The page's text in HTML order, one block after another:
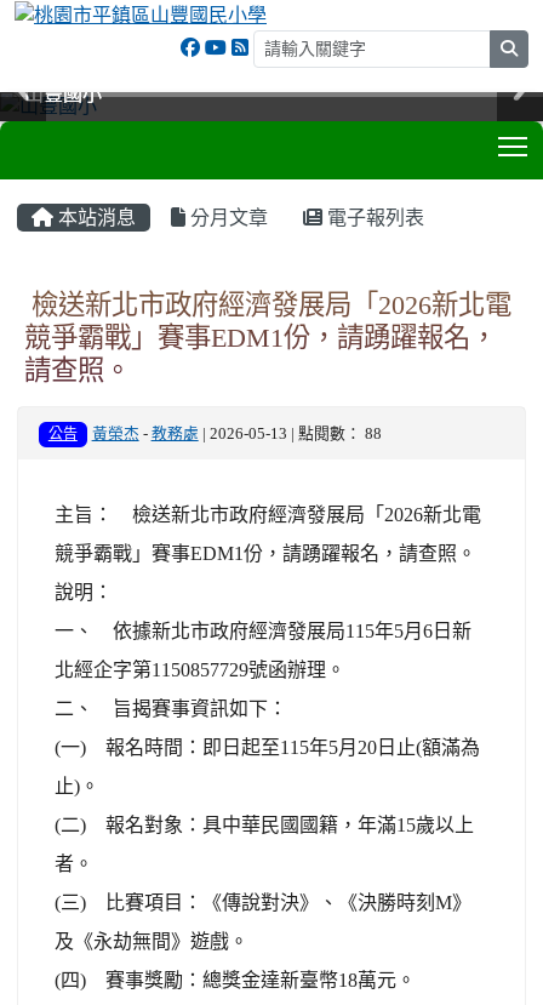
山豐國小
山豐國小
山豐國小
山豐國小
本站消息 分月文章 電子報列表
檢送新北市政府經濟發展局「2026新北電
競爭霸戰」賽事EDM1份，請踴躍報名，
請查照。
公告 黃榮杰 - 教務處 | 2026-05-13 | 點閱數： 88
主旨： 檢送新北市政府經濟發展局「2026新北電
競爭霸戰」賽事EDM1份，請踴躍報名，請查照。
說明：
一、 依據新北市政府經濟發展局115年5月6日新
北經企字第1150857729號函辦理。
二、 旨揭賽事資訊如下：
(一) 報名時間：即日起至115年5月20日止(額滿為
止)。
(二) 報名對象：具中華民國國籍，年滿15歲以上
者。
(三) 比賽項目：《傳說對決》、《決勝時刻M》
及《永劫無間》遊戲。
(四) 賽事獎勵：總獎金達新臺幣18萬元。